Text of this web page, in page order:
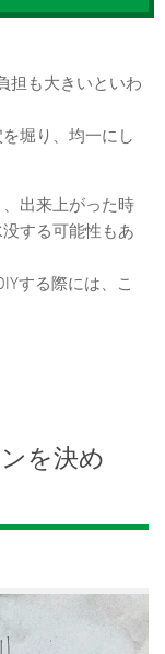
担も大きいといわ
堀り、均一にし
出来上がった時
する可能性もあ
する際には、こ
を決め